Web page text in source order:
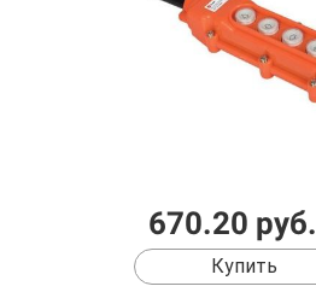
670.20 руб.
Купить